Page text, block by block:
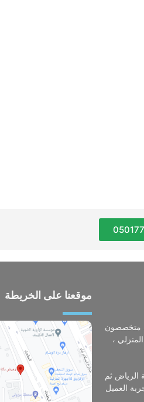
، متخصصون
،
الرياض ثم
العميل
موقعنا على الخريطة